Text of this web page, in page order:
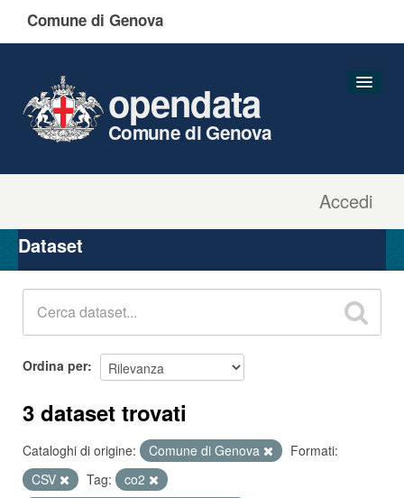
Comune di Genova
Accedi
opendata
Comune di Genova
Organizzazioni
Gruppi
Dataset
Ordina per
3 dataset trovati
Cataloghi di origine: Comune di Genova
Formati:
CSV
Tag:
co2